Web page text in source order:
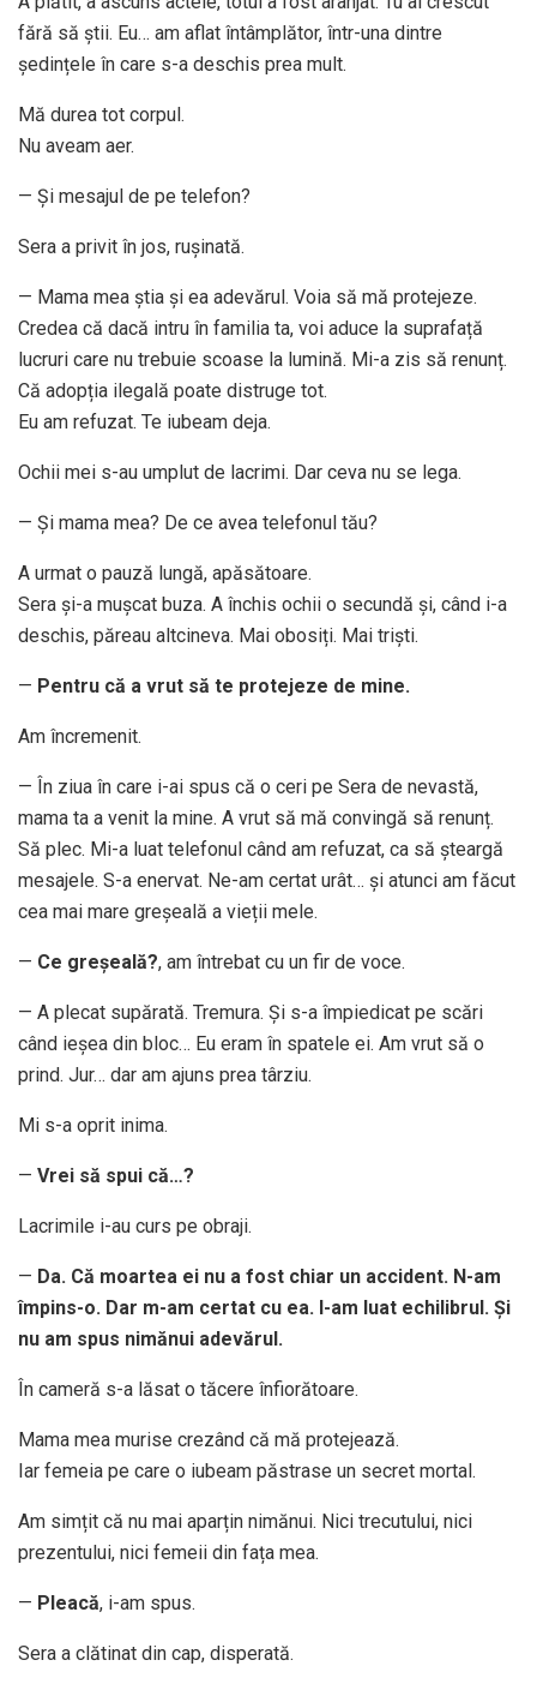
fără să știi. Eu… am aflat întâmplător, într-una dintre
ședințele în care s-a deschis prea mult.
Mă durea tot corpul.
Nu aveam aer.
— Și mesajul de pe telefon?
Sera a privit în jos, rușinată.
— Mama mea știa și ea adevărul. Voia să mă protejeze.
Credea că dacă intru în familia ta, voi aduce la suprafață
lucruri care nu trebuie scoase la lumină. Mi-a zis să renunț.
Că adopția ilegală poate distruge tot.
Eu am refuzat. Te iubeam deja.
Ochii mei s-au umplut de lacrimi. Dar ceva nu se lega.
— Și mama mea? De ce avea telefonul tău?
A urmat o pauză lungă, apăsătoare.
Sera și-a mușcat buza. A închis ochii o secundă și, când i-a
deschis, păreau altcineva. Mai obosiți. Mai triști.
— Pentru că a vrut să te protejeze de mine.
Am încremenit.
— În ziua în care i-ai spus că o ceri pe Sera de nevastă,
mama ta a venit la mine. A vrut să mă convingă să renunț.
Să plec. Mi-a luat telefonul când am refuzat, ca să șteargă
mesajele. S-a enervat. Ne-am certat urât… și atunci am făcut
cea mai mare greșeală a vieții mele.
— Ce greșeală?, am întrebat cu un fir de voce.
— A plecat supărată. Tremura. Și s-a împiedicat pe scări
când ieșea din bloc… Eu eram în spatele ei. Am vrut să o
prind. Jur… dar am ajuns prea târziu.
Mi s-a oprit inima.
— Vrei să spui că…?
Lacrimile i-au curs pe obraji.
— Da. Că moartea ei nu a fost chiar un accident. N-am
împins-o. Dar m-am certat cu ea. I-am luat echilibrul. Și
nu am spus nimănui adevărul.
În cameră s-a lăsat o tăcere înfiorătoare.
Mama mea murise crezând că mă protejează.
Iar femeia pe care o iubeam păstrase un secret mortal.
Am simțit că nu mai aparțin nimănui. Nici trecutului, nici
prezentului, nici femeii din fața mea.
— Pleacă, i-am spus.
Sera a clătinat din cap, disperată.